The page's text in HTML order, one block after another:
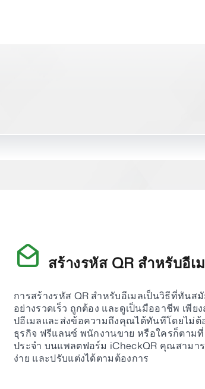
สร้างรหัส QR สำหรับอีเ
การสร้างรหัส QR สำหรับอีเมลเป็นวิธีที่ทัน
อย่างรวดเร็ว ถูกต้อง และดูเป็นมืออาชีพ เพีย
ปอีเมลและส่งข้อความถึงคุณได้ทันทีโดยไม่
ธุรกิจ ฟรีแลนซ์ พนักงานขาย หรือใครก็ตาม
ประจำ บนแพลตฟอร์ม iCheckQR คุณสามา
ง่าย และปรับแต่งได้ตามต้องการ